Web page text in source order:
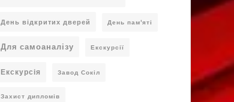
День відкритих дверей День пам'яті
Для самоаналізу Екскурсії
Екскурсія Завод Сокіл
Захист дипломів